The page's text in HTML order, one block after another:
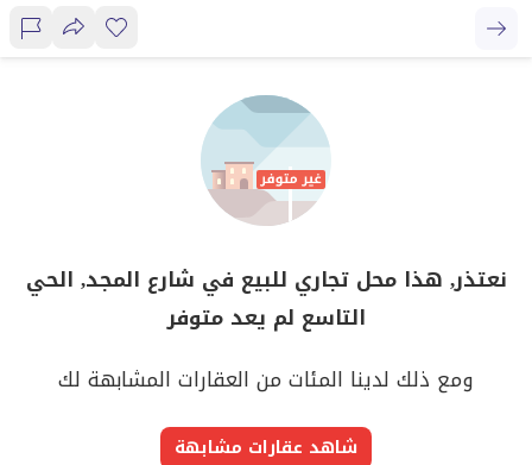
نعتذر, هذا محل تجاري للبيع في شارع المجد, الحي
التاسع لم يعد متوفر
ومع ذلك لدينا المئات من العقارات المشابهة لك
شاهد عقارات مشابهة